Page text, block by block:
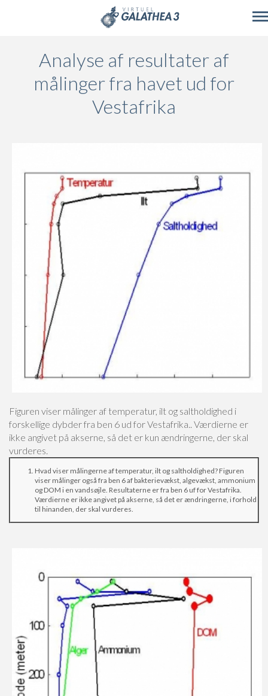
Analyse af resultater af
målinger fra havet ud for
Vestafrika
Figuren viser målinger af temperatur, ilt og saltholdighed i
forskellige dybder fra ben 6 ud for Vestafrika.. Værdierne er
ikke angivet på akserne, så det er kun ændringerne, der skal
vurderes.
Hvad viser målingerne af temperatur, ilt og saltholdighed? Figuren
viser målinger også fra ben 6 af bakterievækst, algevækst, ammonium
og DOM i en vandsøjle. Resultaterne er fra ben 6 uf for Vestafrika.
Værdierne er ikke angivet på akserne, så det er ændringerne, i forhold
til hinanden, der skal vurderes.